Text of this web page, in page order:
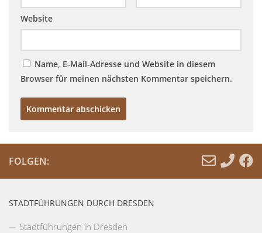
Website
Name, E-Mail-Adresse und Website in diesem
Browser für meinen nächsten Kommentar speichern.
FOLGEN:
STADTFÜHRUNGEN DURCH DRESDEN
Stadtführungen in Dresden